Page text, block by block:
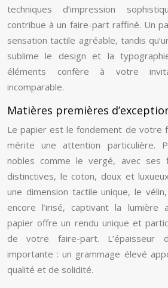
techniques d’impression
contribue à un faire-part raffiné. Un
sensation tactile agréable, tandis
sublime le design et la
éléments confère à votre
incomparable.
Matières premières
Le papier est le fondement de votre
mérite une attention particulière.
nobles comme le vergé, avec ses
distinctives, le coton, doux et
une dimension tactile unique, le
encore l’irisé, captivant la lumière
papier offre un rendu unique et
de votre faire-part. L’épaisseur
importante : un grammage élevé
qualité et de solidité.